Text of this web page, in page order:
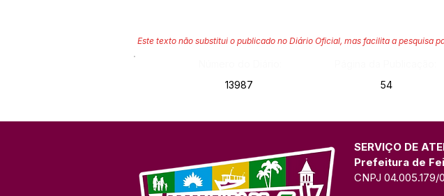
Este texto não substitui o publicado no Diário Oficial, mas facilita a pesquisa
13987
54
SERVIÇO DE
Prefeitura de
CNPJ 04.005.179/